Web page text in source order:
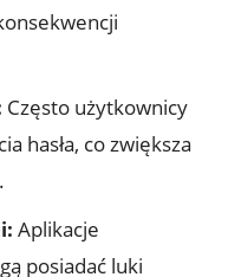
Często użytkownicy
⁤hasła, co zwiększa
Aplikacje
posiadać luki⁤